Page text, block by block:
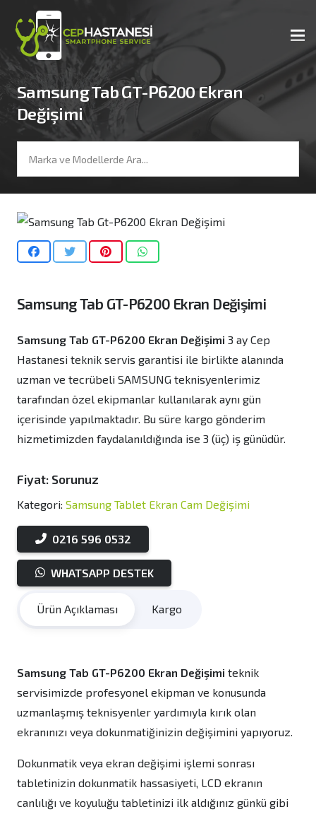
Samsung Tab GT-P6200 Ekran
Değişimi
Samsung Tab GT-P6200 Ekran Değişimi
Samsung Tab GT-P6200 Ekran Değişimi 3 ay Cep
Hastanesi teknik servis garantisi ile birlikte alanında
uzman ve tecrübeli SAMSUNG teknisyenlerimiz
tarafından özel ekipmanlar kullanılarak aynı gün
içerisinde yapılmaktadır. Bu süre kargo gönderim
hizmetimizden faydalanıldığında ise 3 (üç) iş günüdür.
Fiyat: Sorunuz
Kategori: Samsung Tablet Ekran Cam Değişimi
0216 596 0532
WHATSAPP DESTEK
Ürün Açıklaması Kargo
Samsung Tab GT-P6200 Ekran Değişimi teknik
servisimizde profesyonel ekipman ve konusunda
uzmanlaşmış teknisyenler yardımıyla kırık olan
ekranınızı veya dokunmatiğinizin değişimini yapıyoruz.
Dokunmatik veya ekran değişimi işlemi sonrası
tabletinizin dokunmatik hassasiyeti, LCD ekranın
canlılığı ve koyuluğu tabletinizi ilk aldığınız günkü gibi